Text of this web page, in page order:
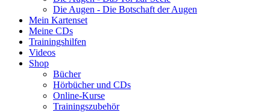
Die Augen - Die Botschaft der Augen
Mein Kartenset
Meine CDs
Trainingshilfen
Videos
Shop
Bücher
Hörbücher und CDs
Online-Kurse
Trainingszubehör